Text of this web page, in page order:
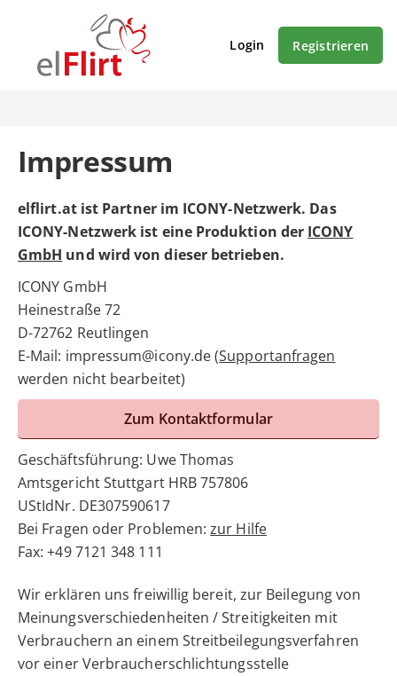
Login Registrieren
Impressum
elflirt.at ist Partner im ICONY-Netzwerk. Das
ICONY-Netzwerk ist eine Produktion der ICONY
GmbH und wird von dieser betrieben.
ICONY GmbH
Heinestraße 72
D-72762 Reutlingen
E-Mail: impressum@icony.de (Supportanfragen
werden nicht bearbeitet)
Zum Kontaktformular
Geschäftsführung: Uwe Thomas
Amtsgericht Stuttgart HRB 757806
UStIdNr. DE307590617
Bei Fragen oder Problemen:zur Hilfe
Fax: +49 7121 348 111
Wir erklären uns freiwillig bereit, zur Beilegung von
Meinungsverschiedenheiten / Streitigkeiten mit
Verbrauchern an einem Streitbeilegungsverfahren
vor einer Verbraucherschlichtungsstelle